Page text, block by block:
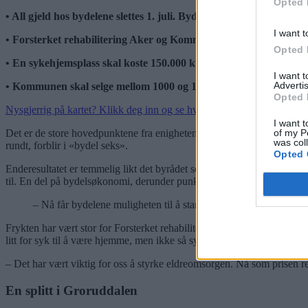
I want
Opted
I want
Opted
I want
of my
was
Opted
• All gjeld hos bydelene slettes 1. juli. Bydel Alna slipper dermed
• Forsterket rehabilitering Aker og Kommunal akutt døgnenhet,
• En sykehjemsplass skal koste 150.000 kroner mindre.
• Kommunen skal selge mellom 1000 og 1500 kommunale
Nysgjerrig på kartet? Klikk deg inn og se hvor du vil høre til.
Det er de store hovedpunktene fra enigheten som de fem partiene
rundt, forblir i «bydel seks».
Enderesultatet er temmelig likt det byrådet sendte over til bystyrets
til. En del på bydelsøkonomi, derunder punktet om at alt arvet
– Nå får bydelene muligheten til å starte med blanke ark og
Frykten har vært stor for Forsterket rehabilitering Aker (FRA), det
litt for syk til å være hjemme, men ikke så syk at man trenger en
– Det har vært viktig for oss å styrke eldreomsorgen. Nå som prisen
En splitt i Groruddalen